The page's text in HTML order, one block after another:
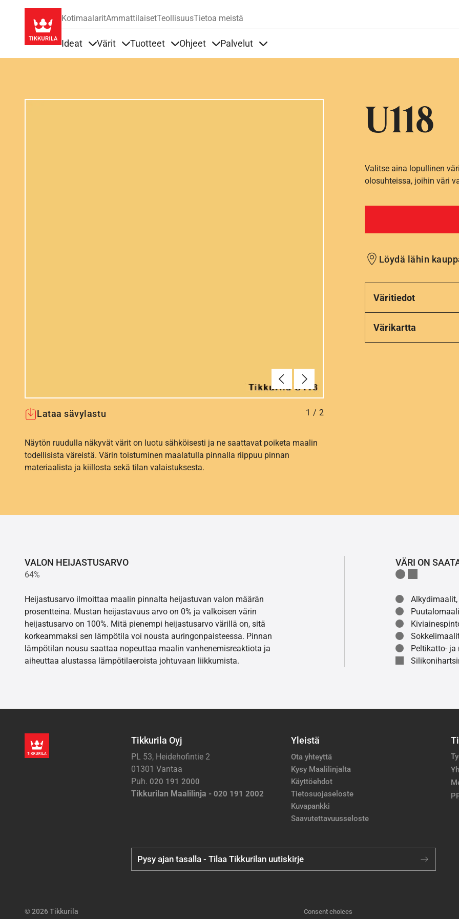
KotimaalaritAmmattilaisetTeollisuusTietoa meistä
Ideat Värit Tuotteet Ohjeet Palvelut
U118
EdellinenSeuraava
Lataa sävylastu 1 / 2
Näytön ruudulla näkyvät värit on luotu sähköisesti ja ne saattavat poiketa maalin
todellisista väreistä. Värin toistuminen maalatulla pinnalla riippuu pinnan
materiaalista ja kiillosta sekä tilan valaistuksesta.
Valitse aina lopullinen
olosuhteissa, joihin väri
Löydä lähin
Väritiedot
Värikartta
VALON HEIJASTUSARVO
64%
Heijastusarvo ilmoittaa maalin pinnalta heijastuvan valon määrän
prosentteina. Mustan heijastavuus arvo on 0% ja valkoisen värin
heijastusarvo on 100%. Mitä pienempi heijastusarvo värillä on, sitä
korkeammaksi sen lämpötila voi nousta auringonpaisteessa. Pinnan
lämpötilan nousu saattaa nopeuttaa maalin vanhenemisreaktiota ja
aiheuttaa alustassa lämpötilaeroista johtuvaan liikkumista.
VÄRI ON
Peltikatto-
Tikkurila Oyj
PL 53, Heidehofintie 2
01301 Vantaa
Puh. 020 191 2000
Tikkurilan Maalilinja - 020 191 2002
Yleistä
Ota yhteyttä
Kysy Maalilinjalta
Käyttöehdot
Tietosuojaseloste
Kuvapankki
Saavutettavuusseloste
Pysy ajan tasalla - Tilaa Tikkurilan uutiskirje
© 2026 Tikkurila Consent choices